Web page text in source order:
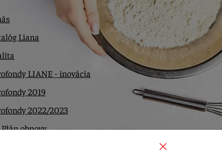
Liana
LIANE - inovácia
2019
2022/2023
obnovy